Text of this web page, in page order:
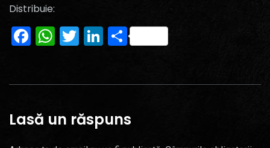
Distribuie:
Facebook
WhatsApp
Twitter
LinkedIn
Partajează
Lasă un răspuns